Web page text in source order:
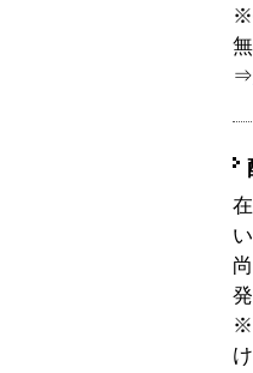
※
⇒
※